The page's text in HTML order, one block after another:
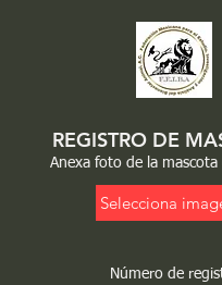
REGISTRO DE
Anexa foto de la mascota
Selecciona
Número de